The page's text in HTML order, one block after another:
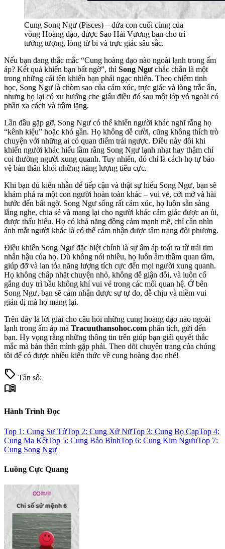
Cung Song Ngư (Pisces) – đứa con cuối cùng của
vòng Hoàng đạo, được Sao Hải Vương ban cho trí
tưởng tượng, lòng từ bi và trực giác sâu sắc.
Nếu bạn đang thắc mắc “Cung hoàng đạo nào ngoài lạnh trong ấm
áp? Kết quả khiến bạn bất ngờ”, thì Song Ngư chắc chắn là một
trong những cái tên khiến bạn phải ngạc nhiên. Theo chiêm tinh
học, Song Ngư là chòm sao của cảm xúc, trực giác và lòng trắc ẩn,
nhưng họ lại có xu hướng che giấu điều đó sau một lớp vỏ ngoài có
phần xa cách và trầm lặng.
Lần đầu gặp gỡ, Song Ngư có thể khiến người khác nghĩ rằng họ
“kênh kiệu” hoặc khó gần. Họ không dễ cười, cũng không thích trò
chuyện với những ai có quan điểm trái ngược. Điều này đôi khi
khiến người khác hiểu lầm rằng Song Ngư lạnh nhạt hay thậm chí
coi thường người xung quanh. Tuy nhiên, đó chỉ là cách họ tự bảo
vệ bản thân khỏi những năng lượng tiêu cực.
Khi bạn đủ kiên nhẫn để tiếp cận và thật sự hiểu Song Ngư, bạn sẽ
khám phá ra một con người hoàn toàn khác – vui vẻ, cởi mở và hài
hước đến bất ngờ. Song Ngư sống rất cảm xúc, họ luôn sẵn sàng
lắng nghe, chia sẻ và mang lại cho người khác cảm giác được an ủi,
được thấu hiểu. Họ có khả năng đồng cảm mạnh mẽ, chỉ cần nhìn
ánh mắt người khác là có thể cảm nhận được tâm trạng đối phương.
Điều khiến Song Ngư đặc biệt chính là sự ấm áp toát ra từ trái tim
nhân hậu của họ. Dù không nói nhiều, họ luôn âm thầm quan tâm,
giúp đỡ và lan tỏa năng lượng tích cực đến mọi người xung quanh.
Họ không chấp nhặt chuyện nhỏ, không dễ giận dỗi, và luôn cố
gắng duy trì bầu không khí vui vẻ trong các mối quan hệ. Ở bên
Song Ngư, bạn sẽ cảm nhận được sự tự do, dễ chịu và niềm vui
giản dị mà họ mang lại.
Trên đây là lời giải cho câu hỏi những cung hoàng đạo nào ngoài
lạnh trong ấm áp mà Tracuuthansohoc.com phân tích, gửi đến
bạn. Hy vọng rằng những thông tin trên giúp bạn giải quyết thắc
mắc mà bản thân mình gặp phải. Theo dõi chuyên trang của chúng
tôi để có được nhiều kiến thức về cung hoàng đạo nhé!
sell Tần số:
menu_book
Hành Trình Đọc
Top 1: Cung Sư TửTop 2: Cung Xử NữTop 3: Cung Bọ CạpTop 4:
Cung Ma KếtTop 5: Cung Bảo BìnhTop 6: Cung Kim NgưuTop 7:
Cung Song Ngư
Luồng Cực Quang